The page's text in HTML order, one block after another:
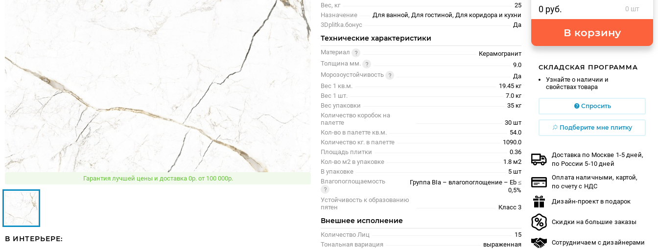
Гарантия лучшей цены и доставка 0р. от 100 000р.
В ИНТЕРЬЕРЕ:
Вес, кг
25
Назначение
Для ванной, Для гостиной, Для коридора и кухни
3Dplitka.бонус
Да
Технические характеристики
Материал
Керамогранит
Толщина мм.
9.0
Морозоустойчивость
Да
Вес 1 кв.м.
19.45 кг
Вес 1 шт.
7.0 кг
Вес упаковки
35 кг
Количество коробок на
палетте
30 шт
Кол-во в палетте кв.м.
54.0
Количество кг. в палетте
1090.0
Площадь плитки
0.36
Кол-во м2 в упаковке
1.8 м2
В упаковке
5 шт
Влагопоглощаемость
Группа BIa – влагопоглощение – Eb ≤
0,5%
Устойчивость к образованию
пятен
Класс 3
Внешнее исполнение
Количество Лиц
15
Тональная вариация
выраженная
0 руб. 0 шт
В корзину
СКЛАДСКАЯ ПРОГРАММА
Узнайте о наличии и
свойствах товара
Спросить
Подберите мне плитку
Доставка по Москве 1-5 дней,
по России 5-10 дней
Оплата наличными, картой,
по счету с НДС
Дизайн-проект в подарок
Скидки на большие заказы
Сотрудничаем с дизайнерами